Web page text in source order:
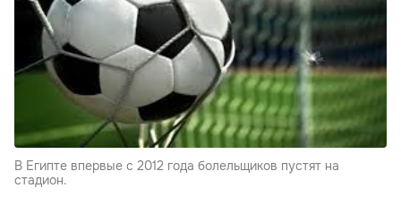
В Египте впервые с 2012 года болельщиков пустят на
стадион.